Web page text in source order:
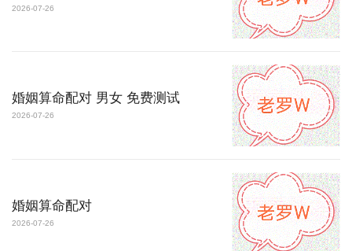
2026-07-26
婚姻算命配对 男女 免费测试
2026-07-26
婚姻算命配对
2026-07-26